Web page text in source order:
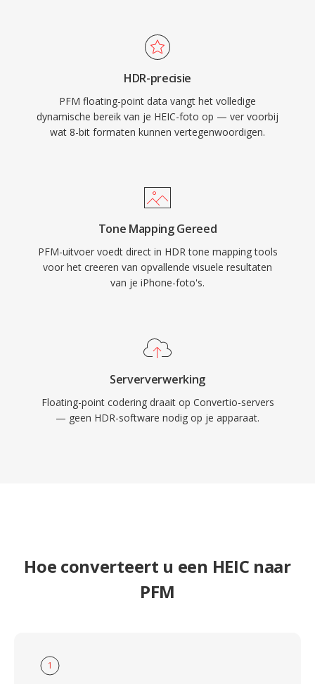
HDR-precisie
PFM floating-point data vangt het volledige
dynamische bereik van je HEIC-foto op — ver voorbij
wat 8-bit formaten kunnen vertegenwoordigen.
Tone Mapping Gereed
PFM-uitvoer voedt direct in HDR tone mapping tools
voor het creeren van opvallende visuele resultaten
van je iPhone-foto's.
Serververwerking
Floating-point codering draait op Convertio-servers
— geen HDR-software nodig op je apparaat.
Hoe converteert u een HEIC naar
PFM
1